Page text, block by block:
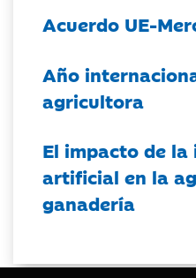
Acuerdo UE-
Año
agricultora
El impacto de
artificial en la
ganadería